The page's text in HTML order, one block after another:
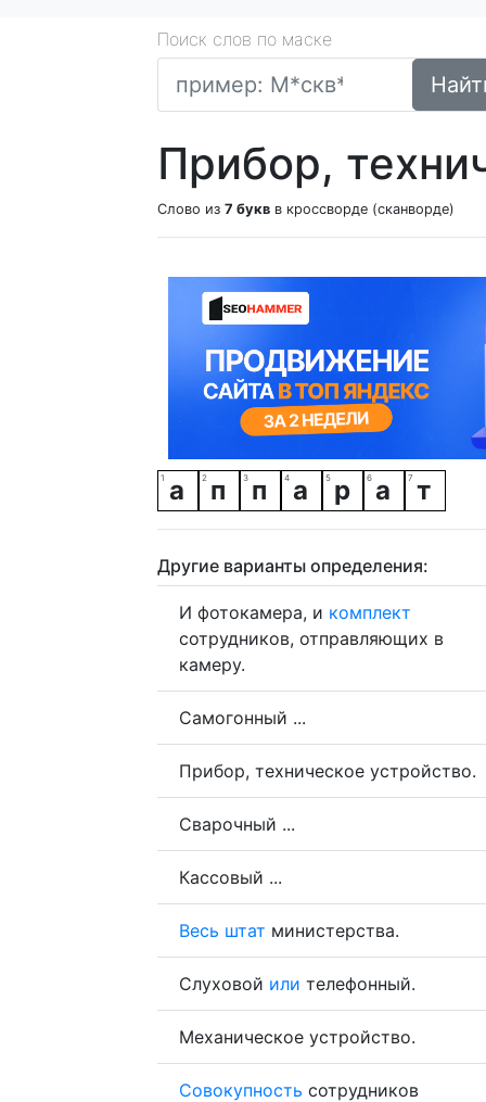
Поиск слов по маске
Прибор,
Слово из 7 букв в кроссворде (сканворде)
а п п а р а т
Другие варианты определения:
И фотокамера, и комплект
сотрудников, отправляющих в
камеру.
Самогонный ...
Прибор, техническое устройство.
Сварочный ...
Кассовый ...
Весь штат министерства.
Слуховой или телефонный.
Механическое устройство.
Совокупность сотрудников